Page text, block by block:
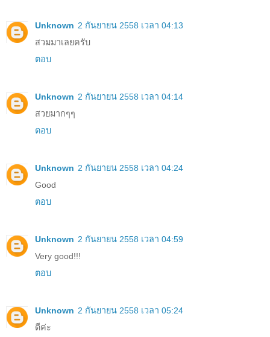
Unknown 2 กันยายน 2558 เวลา 04:13
สวมมาเลยครับ
ตอบ
Unknown 2 กันยายน 2558 เวลา 04:14
สวยมากๆๆ
ตอบ
Unknown 2 กันยายน 2558 เวลา 04:24
Good
ตอบ
Unknown 2 กันยายน 2558 เวลา 04:59
Very good!!!
ตอบ
Unknown 2 กันยายน 2558 เวลา 05:24
ดีค่ะ